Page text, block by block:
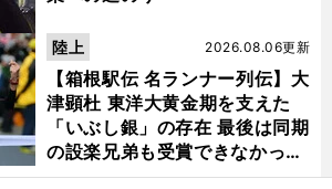
【箱根駅伝 名ランナー列伝】大
津顕杜 東洋大黄金期を支えた
「いぶし銀」の存在 最後は同期
の設楽兄弟も受賞できなかった
金栗杯に輝く
2026.08.06更新
陸上